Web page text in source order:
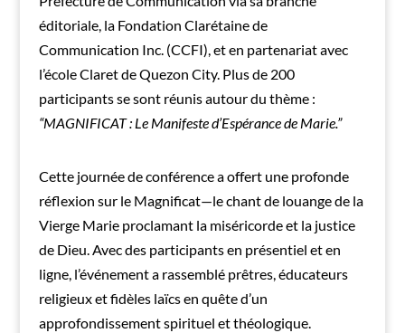
éditoriale, la Fondation Clarétaine de
Communication Inc. (CCFI), et en partenariat avec
l’école Claret de Quezon City. Plus de 200
participants se sont réunis autour du thème :
“MAGNIFICAT : Le Manifeste d’Espérance de Marie.”
Cette journée de conférence a offert une profonde
réflexion sur le Magnificat—le chant de louange de la
Vierge Marie proclamant la miséricorde et la justice
de Dieu. Avec des participants en présentiel et en
ligne, l’événement a rassemblé prêtres, éducateurs
religieux et fidèles laïcs en quête d’un
approfondissement spirituel et théologique.